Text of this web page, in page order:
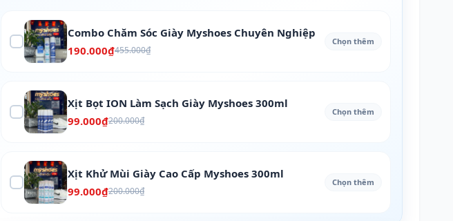
Combo Chăm Sóc Giày Myshoes Chuyên Nghiệp
190.000₫455.000₫
Chọn thêm
Xịt Bọt ION Làm Sạch Giày Myshoes 300ml
99.000₫200.000₫
Chọn thêm
Xịt Khử Mùi Giày Cao Cấp Myshoes 300ml
99.000₫200.000₫
Chọn thêm